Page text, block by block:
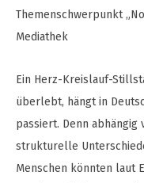
Themenschwerpunkt
Mediathek
Ein Herz-Kreislauf-
überlebt, hängt in
passiert. Denn
strukturelle
Menschen könnten laut